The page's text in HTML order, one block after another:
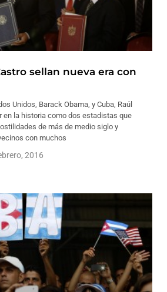
sellan nueva era con
Unidos, Barack Obama, y Cuba, Raúl
en la historia como dos estadistas que
de más de medio siglo y
con muchos
2016